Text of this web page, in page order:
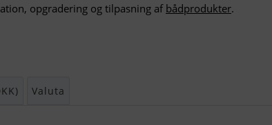
opgradering og tilpasning af bådprodukter.
Valuta